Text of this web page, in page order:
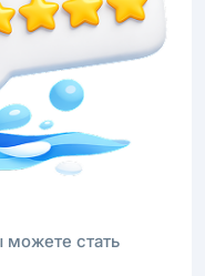
можете стать